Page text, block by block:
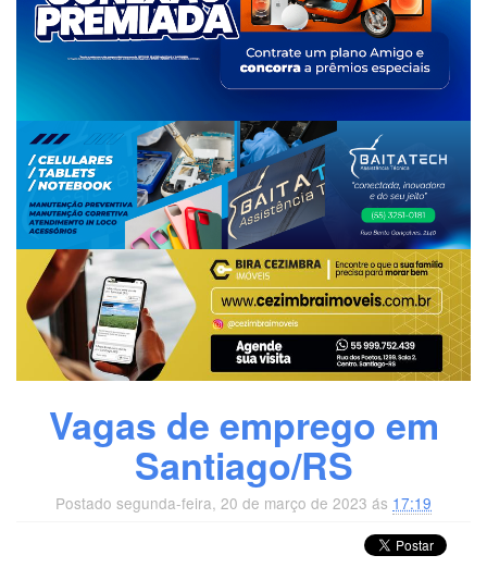
Vagas de emprego em
Santiago/RS
Postado segunda-feira, 20 de março de 2023 ás 17:19